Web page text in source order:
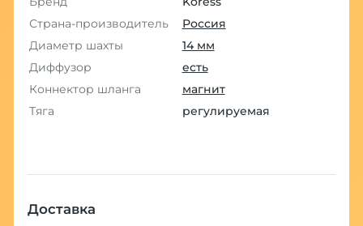
Страна-производитель
Россия
Диаметр шахты
14 мм
Диффузор
есть
Коннектор шланга
магнит
Тяга
регулируемая
Доставка